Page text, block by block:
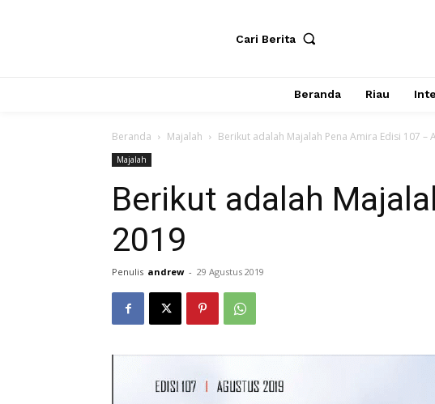
Cari Berita
Beranda Riau
Beranda Majalah Berikut adalah Majalah Pena Amira Edisi 107 –
Majalah
Berikut adalah
2019
Penulis andrew - 29 Agustus 2019